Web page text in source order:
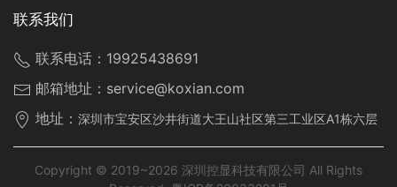
联系我们
联系电话： 19925438691
邮箱地址： service@koxian.com
地址： 深圳市宝安区沙井街道大王山社区第三工业区A1栋六层
Copyright © 2019~2026 深圳控显科技有限公司 All Rights